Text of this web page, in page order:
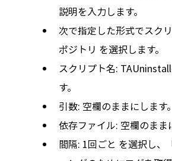
説明を入力します。
次で指定した形式でスク
ポジトリ を選択します。
スクリプト名:
す。
引数: 空欄のままにします。
依存ファイル: 空欄のまま
間隔: 1回ごと を選択し、